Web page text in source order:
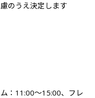
のうえ決定します
：11:00〜15:00、フレ